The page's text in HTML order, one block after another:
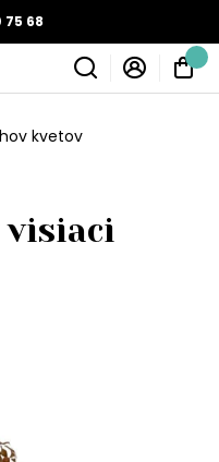
75 68
kvetov
visiaci